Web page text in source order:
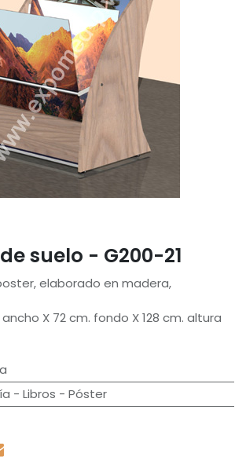
suelo - G200-21
elaborado en madera,
X 72 cm. fondo X 128 cm. altura
- Libros - Póster